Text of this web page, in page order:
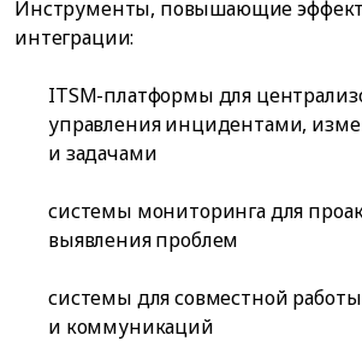
Инструменты, повышающие
интеграции:
ITSM-платформы для
управления инцидентами,
и задачами
системы мониторинга для
выявления проблем
системы для совместной работы
и коммуникаций